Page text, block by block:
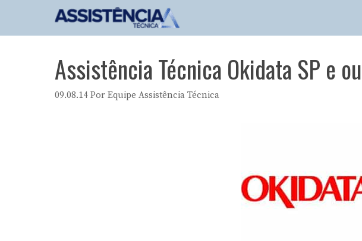
Assistência Técnica Okidata SP e
09.08.14 Por Equipe Assistência Técnica